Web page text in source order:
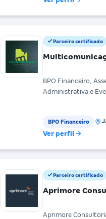
Parceiro certificado
BPO Financeiro,
Administrativa e
BPO Financeiro
Ver perfil
Parceiro certificado
Aprimore
Aprimore